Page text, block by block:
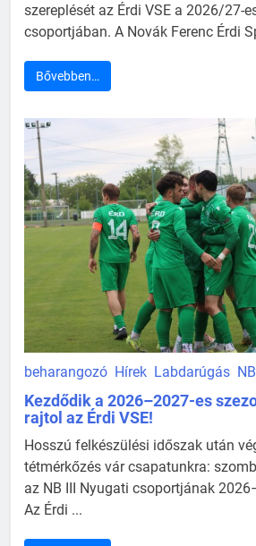
szereplését az Érdi VSE a 2026/27-
csoportjában. A Novák Ferenc Érdi
Bővebben…
beharangozó Hírek Labdarúgás NB
Kezdődik a 2026–2027-es
rajtol az Érdi VSE!
Hosszú felkészülési időszak után
tétmérkőzés vár csapatunkra:
az NB III Nyugati csoportjának
Az Érdi ...